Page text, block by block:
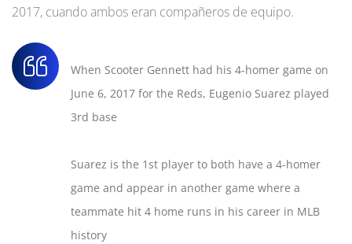
2017, cuando ambos eran compañeros de equipo.
When Scooter Gennett had his 4-homer game on
June 6, 2017 for the Reds, Eugenio Suarez played
3rd base
Suarez is the 1st player to both have a 4-homer
game and appear in another game where a
teammate hit 4 home runs in his career in MLB
history